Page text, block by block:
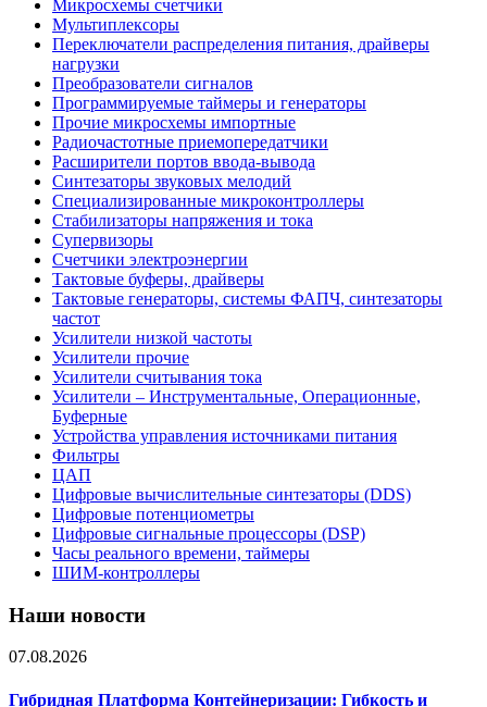
Микросхемы счетчики
Мультиплексоры
Переключатели распределения питания, драйверы
нагрузки
Преобразователи сигналов
Программируемые таймеры и генераторы
Прочие микросхемы импортные
Радиочастотные приемопередатчики
Расширители портов ввода-вывода
Синтезаторы звуковых мелодий
Специализированные микроконтроллеры
Стабилизаторы напряжения и тока
Супервизоры
Счетчики электроэнергии
Тактовые буферы, драйверы
Тактовые генераторы, системы ФАПЧ, синтезаторы
частот
Усилители низкой частоты
Усилители прочие
Усилители считывания тока
Усилители – Инструментальные, Операционные,
Буферные
Устройства управления источниками питания
Фильтры
ЦАП
Цифровые вычислительные синтезаторы (DDS)
Цифровые потенциометры
Цифровые сигнальные процессоры (DSP)
Часы реального времени, таймеры
ШИМ-контроллеры
Наши новости
07.08.2026
Гибридная Платформа Контейнеризации: Гибкость и